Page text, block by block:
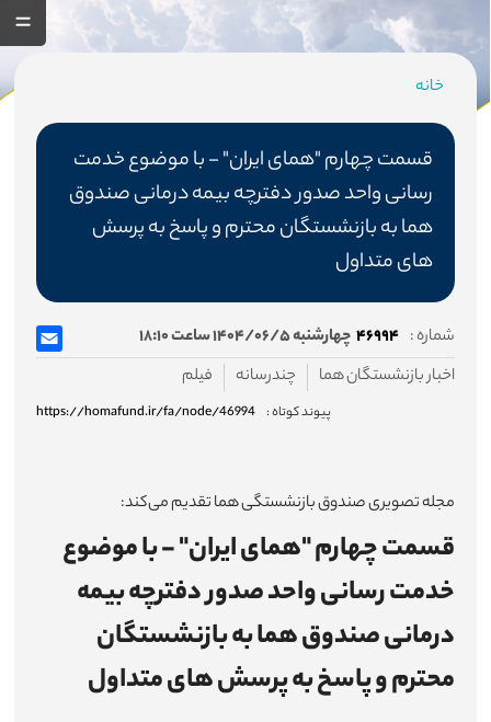
صفحه اصلی
صندوق
درباره صندوق
اساسنامه صندوق
اطلاع‌رسانی
میزخدمت
چندرسانه‌ای
شرکت‌ها
مسیر
خانه
قسمت چهارم "همای ایران" - با موضوع خدمت
رسانی واحد صدور دفترچه بیمه درمانی صندوق
هما به بازنشستگان محترم و پاسخ به پرسش
های متداول
شماره : ۴۶۹۹۴ چهارشنبه ۱۴۰۴/۰۶/۵ ساعت ۱۸:۱۰
اخبار بازنشستگان هما
چندرسانه فیلم
پیوند کوتاه : https://homafund.ir/fa/node/46994
مجله تصویری صندوق بازنشستگی هما تقدیم می‌کند:
قسمت چهارم "همای ایران" - با موضوع
خدمت رسانی واحد صدور دفترچه بیمه
درمانی صندوق هما به بازنشستگان
محترم و پاسخ به پرسش های متداول